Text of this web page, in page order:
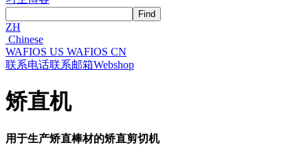
ZH
Chinese
WAFIOS US WAFIOS CN
联系电话联系邮箱Webshop
矫直机
用于生产矫直棒材的矫直剪切机